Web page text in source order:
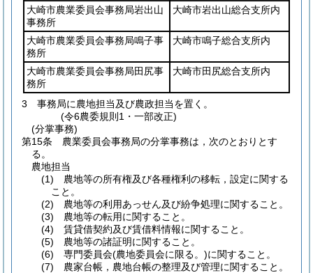
大崎市農業委員会事務局岩出山
事務所
大崎市岩出山総合支所内
大崎市農業委員会事務局鳴子事
務所
大崎市鳴子総合支所内
大崎市農業委員会事務局田尻事
務所
大崎市田尻総合支所内
3
事務局に農地担当及び農政担当を置く。
(令6農委規則1・一部改正)
(分掌事務)
第15条
農業委員会事務局の分掌事務は，次のとおりとす
る。
農地担当
(1) 農地等の所有権及び各種権利の移転，設定に関する
こと。
(2) 農地等の利用あっせん及び紛争処理に関すること。
(3) 農地等の転用に関すること。
(4) 賃貸借契約及び賃借料情報に関すること。
(5) 農地等の諸証明に関すること。
(6) 専門委員会(農地委員会に限る。)に関すること。
(7) 農家台帳，農地台帳の整理及び管理に関すること。